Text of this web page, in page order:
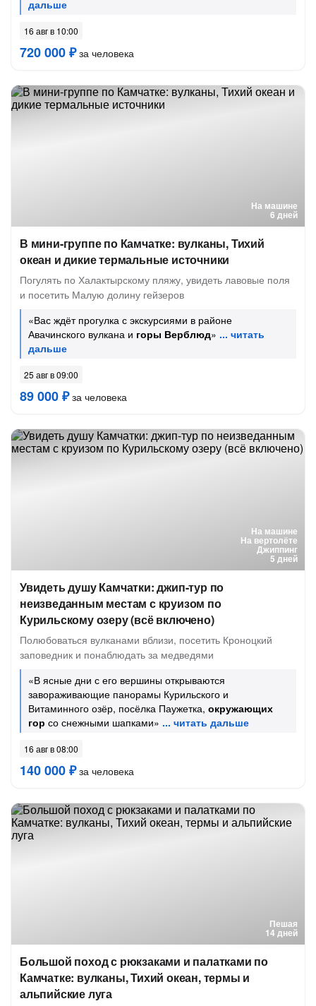
16 авг в 10:00
720 000 ₽за человека
На машине
6 дней
В мини-группе по Камчатке: вулканы, Тихий
океан и дикие термальные источники
Погулять по Халактырскому пляжу, увидеть лавовые поля
и посетить Малую долину гейзеров
«Вас ждёт прогулка с экскурсиями в районе
Авачинского вулкана и горы Верблюд»
25 авг в 09:00
89 000 ₽за человека
На машине
На вертолёте
Джиппинг
5 дней
Увидеть душу Камчатки: джип-тур по
неизведанным местам с круизом по
Курильскому озеру (всё включено)
Полюбоваться вулканами вблизи, посетить Кроноцкий
заповедник и понаблюдать за медведями
«В ясные дни с его вершины открываются
завораживающие панорамы Курильского и
Витаминного озёр, посёлка Паужетка, окружающих
гор со снежными шапками»
16 авг в 08:00
140 000 ₽за человека
Пешая
14 дней
Большой поход с рюкзаками и палатками по
Камчатке: вулканы, Тихий океан, термы и
альпийские луга